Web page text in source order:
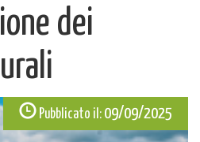
dei
Pubblicato il: 09/09/2025